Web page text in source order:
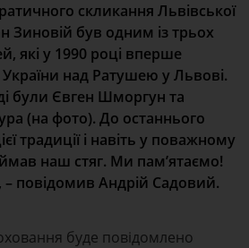
скликання Львівської
Зиновій був одним із трьох
які у 1990 році вперше
над Ратушею у Львові.
були Євген Шморгун та
(на фото). До останнього
традиції і навіть у поважному
наш стяг. Ми пам’ятаємо!
– повідомив Андрій Садовий.
буде повідомлено